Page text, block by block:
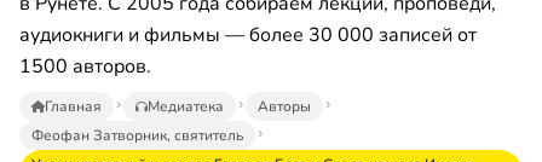
аудиокниги и фильмы — более 30 000 записей от
1500 авторов.
Главная Медиатека
Авторы
Феофан Затворник, святитель